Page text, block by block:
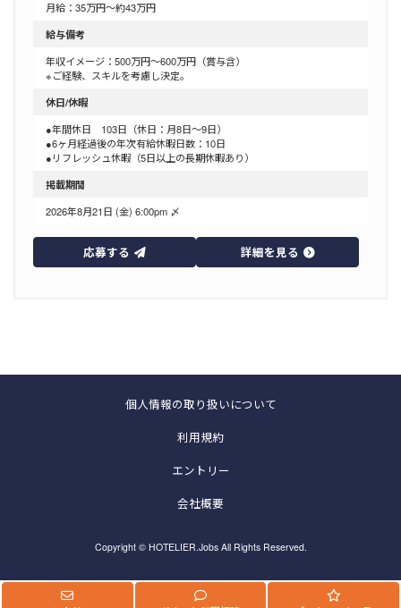
月給：35万円～約43万円
給与備考
年収イメージ：500万円〜600万円（賞与含）
※ご経験、スキルを考慮し決定。
休日/休暇
●年間休日 103日（休日：月8日〜9日）
●6ヶ月経過後の年次有給休暇日数：10日
●リフレッシュ休暇（5日以上の長期休暇あり）
掲載期間
2026年8月21日 (金) 6:00pm 〆
応募する 詳細を見る
個人情報の取り扱いについて
利用規約
エントリー
会社概要
Copyright © HOTELIER.Jobs All Rights Reserved.